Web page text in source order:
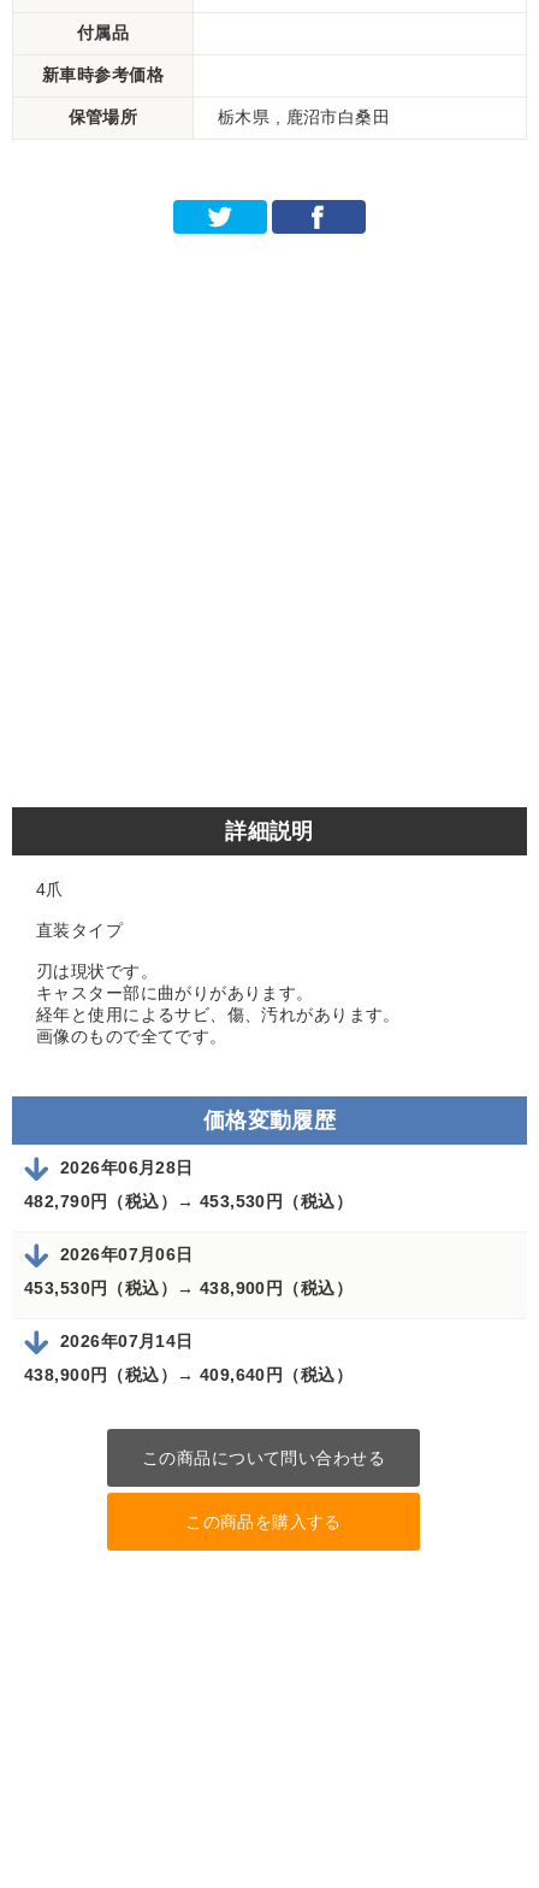
付属品
新車時参考価格
保管場所 栃木県 , 鹿沼市白桑田
詳細説明
4爪
直装タイプ
刃は現状です。
キャスター部に曲がりがあります。
経年と使用によるサビ、傷、汚れがあります。
画像のもので全てです。
価格変動履歴
2026年06月28日
482,790円（税込）→ 453,530円（税込）
2026年07月06日
453,530円（税込）→ 438,900円（税込）
2026年07月14日
438,900円（税込）→ 409,640円（税込）
この商品について問い合わせる
この商品を購入する